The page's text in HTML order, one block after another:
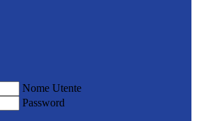
Nome Utente
Password